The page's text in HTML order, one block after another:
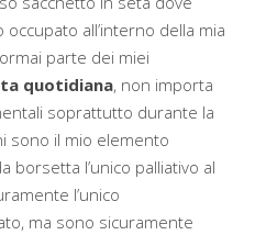
all’interno della mia
parte dei miei
quotidiana, non importa
soprattutto durante la
sono il mio elemento
borsetta l’unico palliativo al
l’unico
ma sono sicuramente